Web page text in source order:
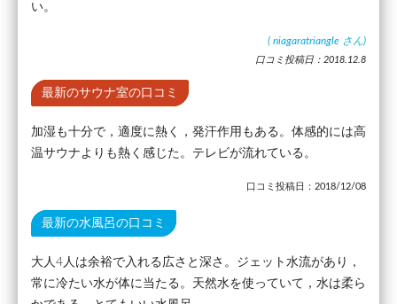
い。
( niagaratriangle さん)
口コミ投稿日：2018.12.8
最新のサウナ室の口コミ
加湿も十分で，適度に熱く，発汗作用もある。体感的には高
温サウナよりも熱く感じた。テレビが流れている。
口コミ投稿日：2018/12/08
最新の水風呂の口コミ
大人4人は余裕で入れる広さと深さ。ジェット水流があり，
常に冷たい水が体に当たる。天然水を使っていて，水は柔ら